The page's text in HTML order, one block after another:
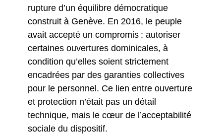
rupture d’un équilibre démocratique
construit à Genève. En 2016, le peuple
avait accepté un compromis : autoriser
certaines ouvertures dominicales, à
condition qu’elles soient strictement
encadrées par des garanties collectives
pour le personnel. Ce lien entre ouverture
et protection n’était pas un détail
technique, mais le cœur de l’acceptabilité
sociale du dispositif.